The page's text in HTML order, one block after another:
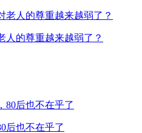
人的尊重越来越弱了？
后也不在乎了